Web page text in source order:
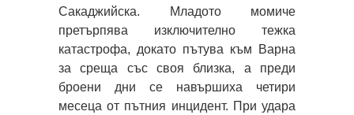
Сакаджийска. Младото момиче
претърпява изключително тежка
катастрофа, докато пътува към Варна
за среща със своя близка, а преди
броени дни се навършиха четири
месеца от пътния инцидент. При удара